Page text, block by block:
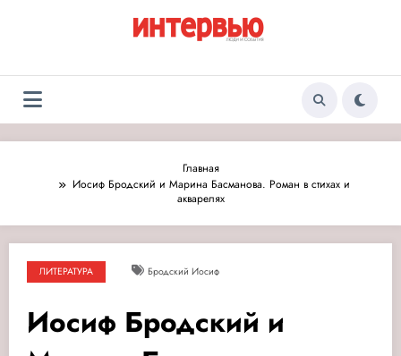
Журнал «Интервью:
Люди и события»
Люди и события
Главная
Иосиф Бродский и Марина Басманова. Роман в стихах и
акварелях
ЛИТЕРАТУРА Бродский Иосиф
Иосиф Бродский и